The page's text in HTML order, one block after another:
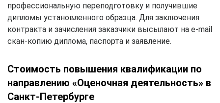
профессиональную переподготовку и получившие
дипломы установленного образца. Для заключения
контракта и зачисления заказчики высылают на e-mail
скан-копию диплома, паспорта и заявление.
Стоимость повышения квалификации по
направлению «Оценочная деятельность» в
Санкт-Петербурге